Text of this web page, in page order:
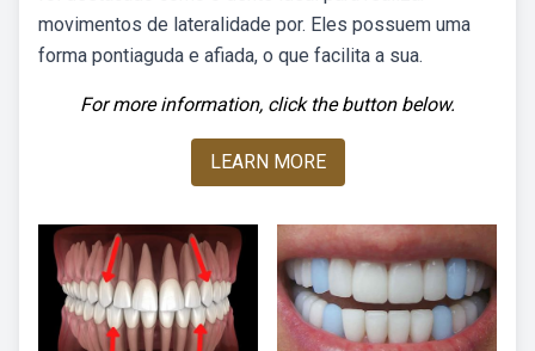
movimentos de lateralidade por. Eles possuem uma
forma pontiaguda e afiada, o que facilita a sua.
For more information, click the button below.
LEARN MORE